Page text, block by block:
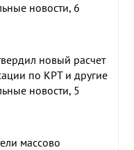
новости, 6
новый расчет
по КРТ и другие
новости, 5
массово